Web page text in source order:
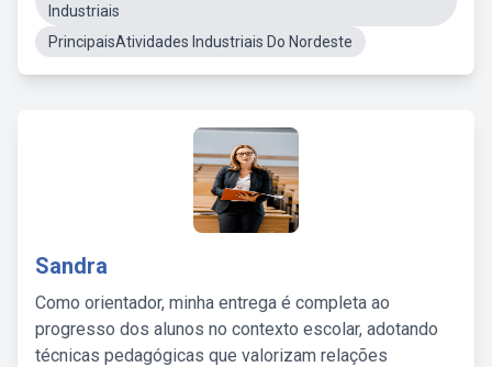
Industriais
PrincipaisAtividades Industriais Do Nordeste
Sandra
Como orientador, minha entrega é completa ao
progresso dos alunos no contexto escolar, adotando
técnicas pedagógicas que valorizam relações